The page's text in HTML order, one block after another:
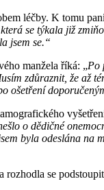
léčby. K tomu
se týkala již
jsem se.“
manžela říká: „Po
zdůraznit, že až
ošetření
o dědičné
byla odeslána na
rozhodla se